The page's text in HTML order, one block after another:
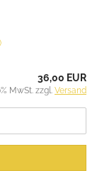
36,00 EUR
MwSt. zzgl. Versand